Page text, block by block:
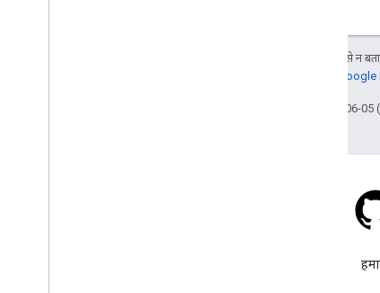
जब तक कुछ अलग से न
Google
आखिरी बार 2026-06-05